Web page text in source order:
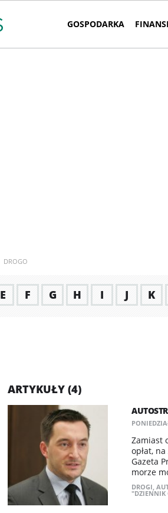
GOSPODARKA
DROGO
E F G H I J K
ARTYKUŁY (4)
Zamiast
opłat,
Gazeta
morze
DROGI,
"DZIENNIK